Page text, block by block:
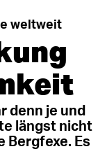
weltweit
denn je und
längst nicht
Bergfexe. Es